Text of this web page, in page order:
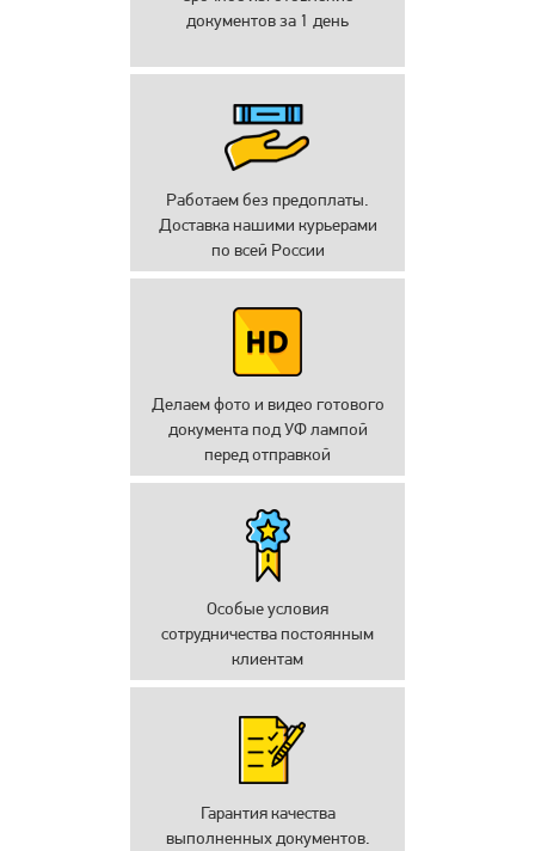
документов за 1 день
Работаем без предоплаты.
Доставка нашими курьерами
по всей России
Делаем фото и видео готового
документа под УФ лампой
перед отправкой
Особые условия
сотрудничества постоянным
клиентам
Гарантия качества
выполненных документов.